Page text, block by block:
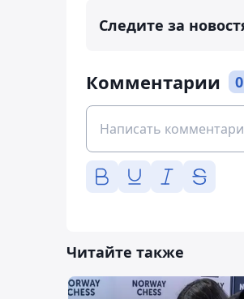
Следите за
Комментарии 0
Читайте также